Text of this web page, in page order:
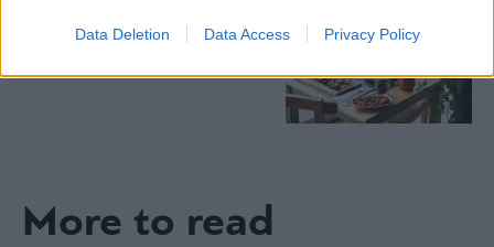
Data Deletion Data Access Privacy Policy
ταβέρνα στη Νέα Σμύρνη όπου
More to read